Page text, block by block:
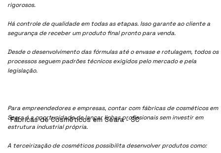
rigorosos.
Há controle de qualidade em todas as etapas. Isso garante ao cliente a
segurança de receber um produto final pronto para venda.
Desde o desenvolvimento das fórmulas até o envase e rotulagem, todos os
processos seguem padrões técnicos exigidos pelo mercado e pela
legislação.
Para empreendedores e empresas, contar com fábricas de cosméticos em
Seara é a oportunidade de lançar linhas profissionais sem investir em
estrutura industrial própria.
A terceirização de cosméticos possibilita desenvolver produtos como:
Fábricas de Cosméticos em Seara - SC